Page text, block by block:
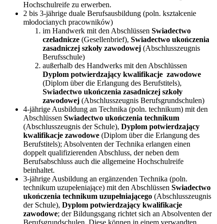
Hochschulreife zu erwerben.
2 bis 3-jährige duale Berufsausbildung (poln. kształcenie
młodocianych pracowników)
im Handwerk mit den Abschlüssen Swiadectwo
czeladnicze (Gesellenbrief), Swiadectwo ukończenia
zasadniczej szkoły zawodowej (Abschlusszeugnis
Berufsschule)
außerhalb des Handwerks mit den Abschlüssen
Dyplom potwierdzający kwalifikacje zawodowe
(Diplom über die Erlangung des Berufstitels),
Swiadectwo ukończenia zasadniczej szkoły
zawodowej (Abschlusszeugnis Berufsgrundschulen)
4-jährige Ausbildung an Technika (poln. technikum) mit den
Abschlüssen Swiadectwo ukończenia technikum
(Abschlusszeugnis der Schule), Dyplom potwierdzający
kwalifikacje zawodowe (Diplom über die Erlangung des
Berufstitels); Absolventen der Technika erlangen einen
doppelt qualifizierenden Abschluss, der neben dem
Berufsabschluss auch die allgemeine Hochschulreife
beinhaltet.
3-jährige Ausbildung an ergänzenden Technika (poln.
technikum uzupełeniające) mit den Abschlüssen Swiadectwo
ukończenia technikum uzupełniającego (Abschlusszeugnis
der Schule), Dyplom potwierdzający kwalifikacje
zawodowe; der Bildungsgang richtet sich an Absolventen der
Berufsgrundschulen. Diese können in einem verwandten